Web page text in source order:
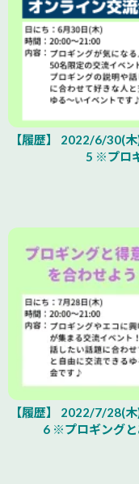
【履歴】 2022/6/30(
5 ※プロ
【履歴】 2022/7/28(
6 ※プロギングと